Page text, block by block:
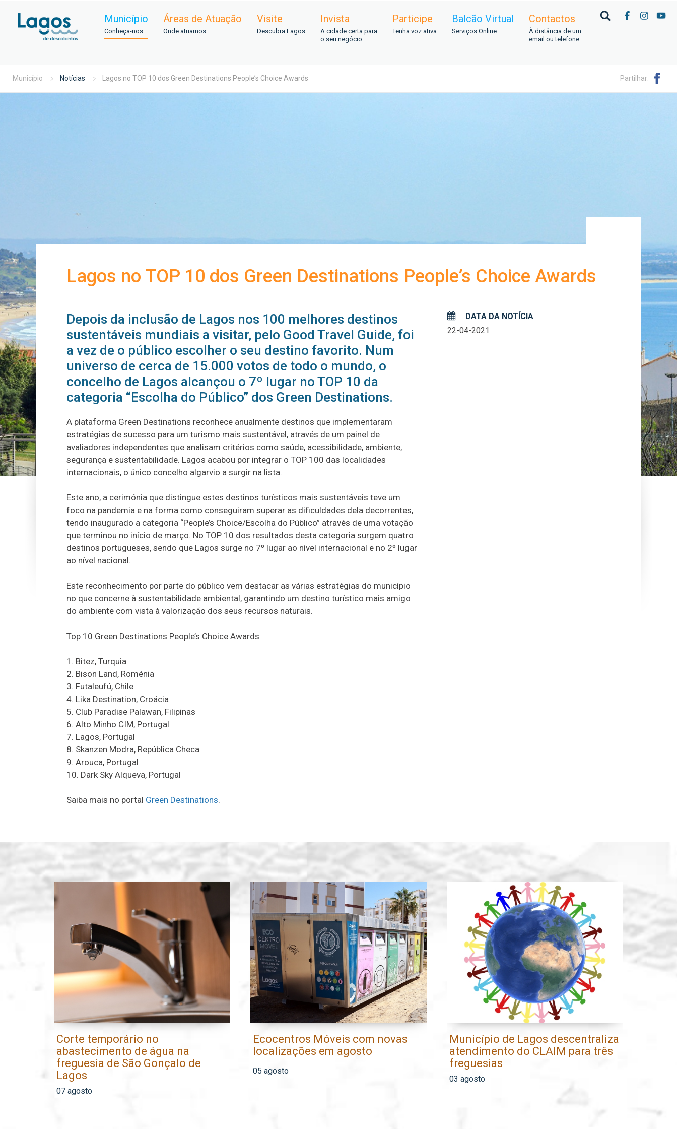
Município
Conheça-nos
Áreas de Atuação
Onde atuamos
Visite
Descubra Lagos
Invista
A cidade certa para
o seu negócio
Participe
Tenha voz ativa
Balcão Virtual
Serviços Online
Contactos
À distância de um
email ou telefone
Município Notícias Lagos no TOP 10 dos Green Destinations People’s Choice Awards Partilhar:
Lagos no TOP 10 dos Green Destinations People’s Choice Awards
Depois da inclusão de Lagos nos 100 melhores destinos
sustentáveis mundiais a visitar, pelo Good Travel Guide, foi
a vez de o público escolher o seu destino favorito. Num
universo de cerca de 15.000 votos de todo o mundo, o
concelho de Lagos alcançou o 7º lugar no TOP 10 da
categoria “Escolha do Público” dos Green Destinations.
A plataforma Green Destinations reconhece anualmente destinos que implementaram
estratégias de sucesso para um turismo mais sustentável, através de um painel de
avaliadores independentes que analisam critérios como saúde, acessibilidade, ambiente,
segurança e sustentabilidade. Lagos acabou por integrar o TOP 100 das localidades
internacionais, o único concelho algarvio a surgir na lista.
Este ano, a cerimónia que distingue estes destinos turísticos mais sustentáveis teve um
foco na pandemia e na forma como conseguiram superar as dificuldades dela decorrentes,
tendo inaugurado a categoria “People’s Choice/Escolha do Público” através de uma votação
que terminou no início de março. No TOP 10 dos resultados desta categoria surgem quatro
destinos portugueses, sendo que Lagos surge no 7º lugar ao nível internacional e no 2º lugar
ao nível nacional.
Este reconhecimento por parte do público vem destacar as várias estratégias do município
no que concerne à sustentabilidade ambiental, garantindo um destino turístico mais amigo
do ambiente com vista à valorização dos seus recursos naturais.
Top 10 Green Destinations People’s Choice Awards
1. Bitez, Turquia
2. Bison Land, Roménia
3. Futaleufú, Chile
4. Lika Destination, Croácia
5. Club Paradise Palawan, Filipinas
6. Alto Minho CIM, Portugal
7. Lagos, Portugal
8. Skanzen Modra, República Checa
9. Arouca, Portugal
10. Dark Sky Alqueva, Portugal
Saiba mais no portal Green Destinations.
DATA DA NOTÍCIA
22-04-2021
Corte temporário no
abastecimento de água na
freguesia de São Gonçalo de
Lagos
07 agosto
Ecocentros Móveis com novas
localizações em agosto
05 agosto
Município de Lagos descentraliza
atendimento do CLAIM para três
freguesias
03 agosto